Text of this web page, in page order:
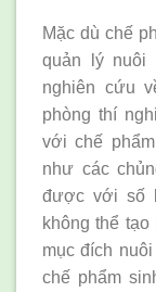
Mặc dù chế
quản lý nuôi
nghiên cứu
phòng thí
với chế
như các
được với số
không thể
mục đích
chế phẩm